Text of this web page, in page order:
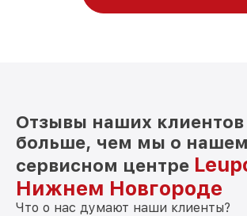
Отзывы наших клиентов
больше, чем мы о нашем
сервисном центре
Нижнем Новгороде
Что о нас думают наши клиенты?